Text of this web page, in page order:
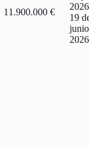
11.900.000 €
2026
19
2026